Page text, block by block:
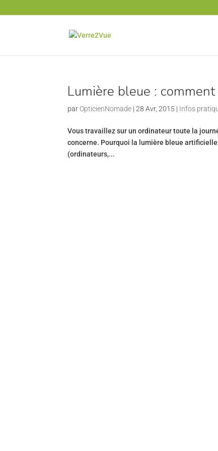
Lumière bleue :
par OpticienNomade |28 Avr, 2015 | Infos
Vous travaillez sur un ordinateur toute la
concerne. Pourquoi la lumière bleue
(ordinateurs,...